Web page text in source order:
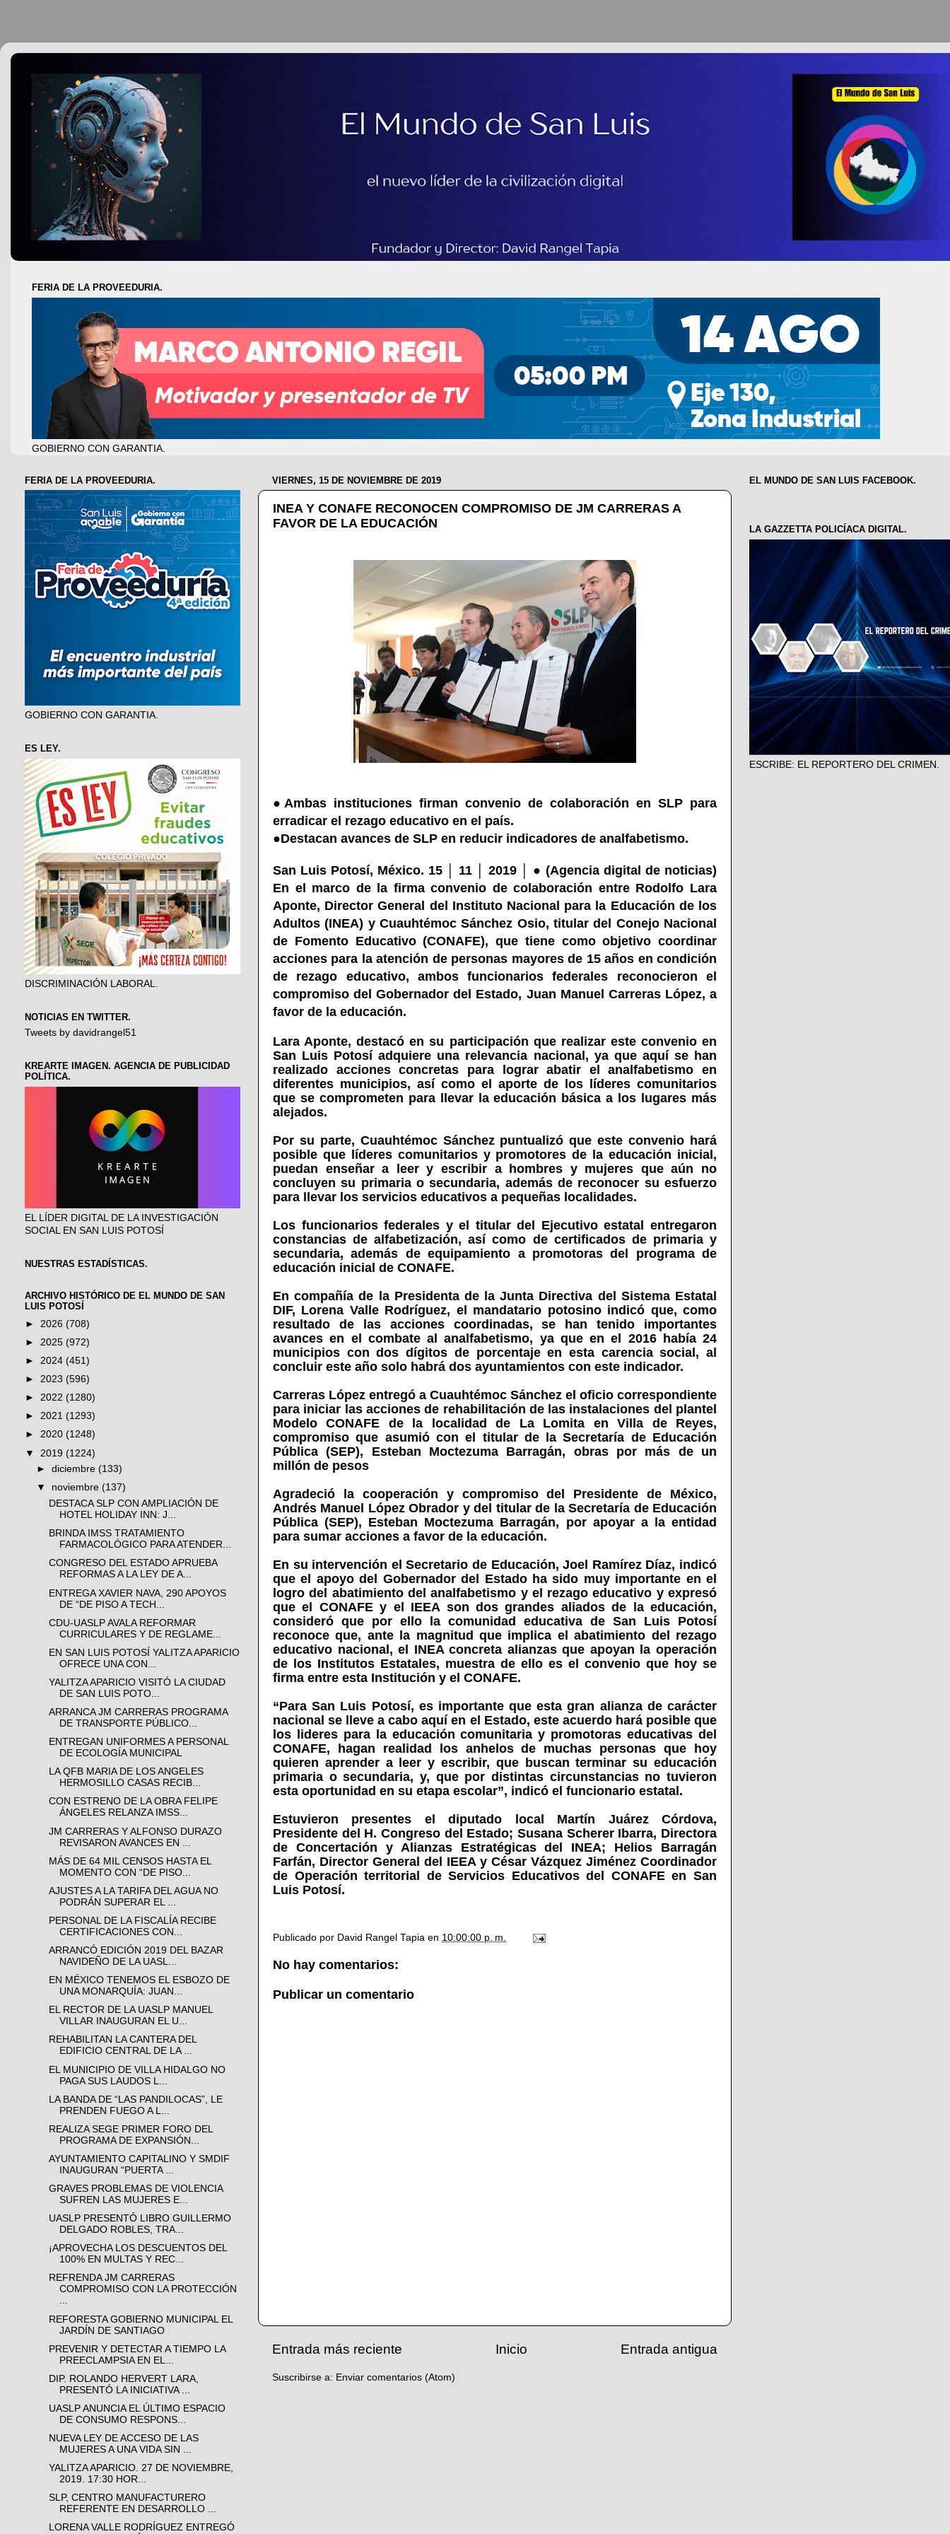
FERIA DE LA PROVEEDURIA.
GOBIERNO CON GARANTIA.
VIERNES, 15 DE NOVIEMBRE DE 2019
INEA Y CONAFE RECONOCEN COMPROMISO DE JM CARRERAS A
FAVOR DE LA EDUCACIÓN
● Ambas instituciones firman convenio de colaboración en SLP para
erradicar el rezago educativo en el país.
●Destacan avances de SLP en reducir indicadores de analfabetismo.
San Luis Potosí, México. 15 │ 11 │ 2019 │ ● (Agencia digital de noticias)
En el marco de la firma convenio de colaboración entre Rodolfo Lara
Aponte, Director General del Instituto Nacional para la Educación de los
Adultos (INEA) y Cuauhtémoc Sánchez Osio, titular del Conejo Nacional
de Fomento Educativo (CONAFE), que tiene como objetivo coordinar
acciones para la atención de personas mayores de 15 años en condición
de rezago educativo, ambos funcionarios federales reconocieron el
compromiso del Gobernador del Estado, Juan Manuel Carreras López, a
favor de la educación.
Lara Aponte, destacó en su participación que realizar este convenio en
San Luis Potosí adquiere una relevancia nacional, ya que aquí se han
realizado acciones concretas para lograr abatir el analfabetismo en
diferentes municipios, así como el aporte de los líderes comunitarios
que se comprometen para llevar la educación básica a los lugares más
alejados.
Por su parte, Cuauhtémoc Sánchez puntualizó que este convenio hará
posible que líderes comunitarios y promotores de la educación inicial,
puedan enseñar a leer y escribir a hombres y mujeres que aún no
concluyen su primaria o secundaria, además de reconocer su esfuerzo
para llevar los servicios educativos a pequeñas localidades.
Los funcionarios federales y el titular del Ejecutivo estatal entregaron
constancias de alfabetización, así como de certificados de primaria y
secundaria, además de equipamiento a promotoras del programa de
educación inicial de CONAFE.
En compañía de la Presidenta de la Junta Directiva del Sistema Estatal
DIF, Lorena Valle Rodríguez, el mandatario potosino indicó que, como
resultado de las acciones coordinadas, se han tenido importantes
avances en el combate al analfabetismo, ya que en el 2016 había 24
municipios con dos dígitos de porcentaje en esta carencia social, al
concluir este año solo habrá dos ayuntamientos con este indicador.
Carreras López entregó a Cuauhtémoc Sánchez el oficio correspondiente
para iniciar las acciones de rehabilitación de las instalaciones del plantel
Modelo CONAFE de la localidad de La Lomita en Villa de Reyes,
compromiso que asumió con el titular de la Secretaría de Educación
Pública (SEP), Esteban Moctezuma Barragán, obras por más de un
millón de pesos
Agradeció la cooperación y compromiso del Presidente de México,
Andrés Manuel López Obrador y del titular de la Secretaría de Educación
Pública (SEP), Esteban Moctezuma Barragán, por apoyar a la entidad
para sumar acciones a favor de la educación.
En su intervención el Secretario de Educación, Joel Ramírez Díaz, indicó
que el apoyo del Gobernador del Estado ha sido muy importante en el
logro del abatimiento del analfabetismo y el rezago educativo y expresó
que el CONAFE y el IEEA son dos grandes aliados de la educación,
consideró que por ello la comunidad educativa de San Luis Potosí
reconoce que, ante la magnitud que implica el abatimiento del rezago
educativo nacional, el INEA concreta alianzas que apoyan la operación
de los Institutos Estatales, muestra de ello es el convenio que hoy se
firma entre esta Institución y el CONAFE.
“Para San Luis Potosí, es importante que esta gran alianza de carácter
nacional se lleve a cabo aquí en el Estado, este acuerdo hará posible que
los lideres para la educación comunitaria y promotoras educativas del
CONAFE, hagan realidad los anhelos de muchas personas que hoy
quieren aprender a leer y escribir, que buscan terminar su educación
primaria o secundaria, y, que por distintas circunstancias no tuvieron
esta oportunidad en su etapa escolar”, indicó el funcionario estatal.
Estuvieron presentes el diputado local Martín Juárez Córdova,
Presidente del H. Congreso del Estado; Susana Scherer Ibarra, Directora
de Concertación y Alianzas Estratégicas del INEA; Helios Barragán
Farfán, Director General del IEEA y César Vázquez Jiménez Coordinador
de Operación territorial de Servicios Educativos del CONAFE en San
Luis Potosí.
Publicado por David Rangel Tapia en 10:00:00 p. m.
No hay comentarios:
Publicar un comentario
Entrada más reciente Entrada antigua
Inicio
Suscribirse a: Enviar comentarios (Atom)
FERIA DE LA PROVEEDURIA.
GOBIERNO CON GARANTIA.
ES LEY.
DISCRIMINACIÓN LABORAL.
NOTICIAS EN TWITTER.
Tweets by davidrangel51
KREARTE IMAGEN. AGENCIA DE PUBLICIDAD
POLÍTICA.
EL LÍDER DIGITAL DE LA INVESTIGACIÓN
SOCIAL EN SAN LUIS POTOSÍ
NUESTRAS ESTADÍSTICAS.
ARCHIVO HISTÓRICO DE EL MUNDO DE SAN
LUIS POTOSÍ
► 2026 (708)
► 2025 (972)
► 2024 (451)
► 2023 (596)
► 2022 (1280)
► 2021 (1293)
► 2020 (1248)
▼ 2019 (1224)
►diciembre(133)
▼ noviembre(137)
DESTACA SLP CON AMPLIACIÓN DE
HOTEL HOLIDAY INN: J...
BRINDA IMSS TRATAMIENTO
FARMACOLÓGICO PARA ATENDER...
CONGRESO DEL ESTADO APRUEBA
REFORMAS A LA LEY DE A...
ENTREGA XAVIER NAVA, 290 APOYOS
DE “DE PISO A TECH...
CDU-UASLP AVALA REFORMAR
CURRICULARES Y DE REGLAME...
EN SAN LUIS POTOSÍ YALITZA APARICIO
OFRECE UNA CON...
YALITZA APARICIO VISITÓ LA CIUDAD
DE SAN LUIS POTO...
ARRANCA JM CARRERAS PROGRAMA
DE TRANSPORTE PÚBLICO...
ENTREGAN UNIFORMES A PERSONAL
DE ECOLOGÍA MUNICIPAL
LA QFB MARIA DE LOS ANGELES
HERMOSILLO CASAS RECIB...
CON ESTRENO DE LA OBRA FELIPE
ÁNGELES RELANZA IMSS...
JM CARRERAS Y ALFONSO DURAZO
REVISARON AVANCES EN ...
MÁS DE 64 MIL CENSOS HASTA EL
MOMENTO CON “DE PISO...
AJUSTES A LA TARIFA DEL AGUA NO
PODRÁN SUPERAR EL ...
PERSONAL DE LA FISCALÍA RECIBE
CERTIFICACIONES CON...
ARRANCÓ EDICIÓN 2019 DEL BAZAR
NAVIDEÑO DE LA UASL...
EN MÉXICO TENEMOS EL ESBOZO DE
UNA MONARQUÍA: JUAN...
EL RECTOR DE LA UASLP MANUEL
VILLAR INAUGURAN EL U...
REHABILITAN LA CANTERA DEL
EDIFICIO CENTRAL DE LA ...
EL MUNICIPIO DE VILLA HIDALGO NO
PAGA SUS LAUDOS L...
LA BANDA DE “LAS PANDILOCAS”, LE
PRENDEN FUEGO A L...
REALIZA SEGE PRIMER FORO DEL
PROGRAMA DE EXPANSIÓN...
AYUNTAMIENTO CAPITALINO Y SMDIF
INAUGURAN “PUERTA ...
GRAVES PROBLEMAS DE VIOLENCIA
SUFREN LAS MUJERES E...
UASLP PRESENTÓ LIBRO GUILLERMO
DELGADO ROBLES, TRA...
¡APROVECHA LOS DESCUENTOS DEL
100% EN MULTAS Y REC...
REFRENDA JM CARRERAS
COMPROMISO CON LA PROTECCIÓN
...
REFORESTA GOBIERNO MUNICIPAL EL
JARDÍN DE SANTIAGO
PREVENIR Y DETECTAR A TIEMPO LA
PREECLAMPSIA EN EL...
DIP. ROLANDO HERVERT LARA,
PRESENTÓ LA INICIATIVA ...
UASLP ANUNCIA EL ÚLTIMO ESPACIO
DE CONSUMO RESPONS...
NUEVA LEY DE ACCESO DE LAS
MUJERES A UNA VIDA SIN ...
YALITZA APARICIO. 27 DE NOVIEMBRE,
2019. 17:30 HOR...
SLP, CENTRO MANUFACTURERO
REFERENTE EN DESARROLLO ...
LORENA VALLE RODRÍGUEZ ENTREGÓ
EL MUNDO DE SAN LUIS FACEBOOK.
LA GAZZETTA POLICÍACA DIGITAL.
ESCRIBE: EL REPORTERO DEL CRIMEN.